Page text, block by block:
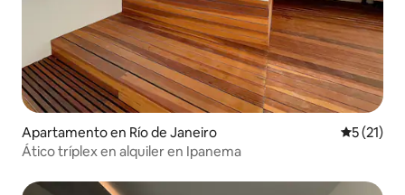
Apartamento en Río de Janeiro
5 (21)
Ático tríplex en alquiler en Ipanema